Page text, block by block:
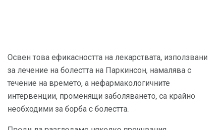
Освен това ефикасността на лекарствата, използвани
за лечение на болестта на Паркинсон, намалява с
течение на времето, а нефармакологичните
интервенции, променящи заболяването, са крайно
необходими за борба с болестта.